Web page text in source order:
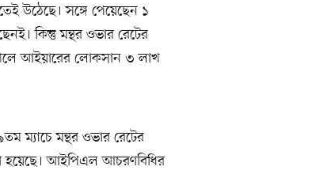
উঠেছে। সঙ্গে পেয়েছেন ১
কিন্তু মন্থর ওভার রেটের
আইয়ারের লোকসান ৩ লাখ
ম্যাচে মন্থর ওভার রেটের
হয়েছে। আইপিএল আচরণবিধির